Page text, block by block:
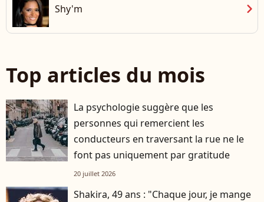
Shy'm chevron_right
Top articles du mois
La psychologie suggère que les
personnes qui remercient les
conducteurs en traversant la rue ne le
font pas uniquement par gratitude
20 juillet 2026
Shakira, 49 ans : "Chaque jour, je mange